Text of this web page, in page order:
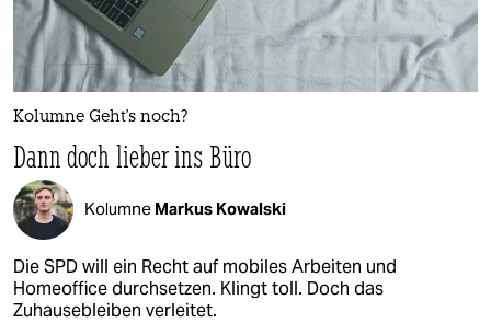
Kolumne Geht's noch?
Dann doch lieber ins Büro
Kolumne Markus Kowalski
Die SPD will ein Recht auf mobiles Arbeiten und
Homeoffice durchsetzen. Klingt toll. Doch das
Zuhausebleiben verleitet.